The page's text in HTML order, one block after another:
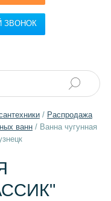
ЗВОНОК
/ Распродажа
ванн/ Ванна чугунная